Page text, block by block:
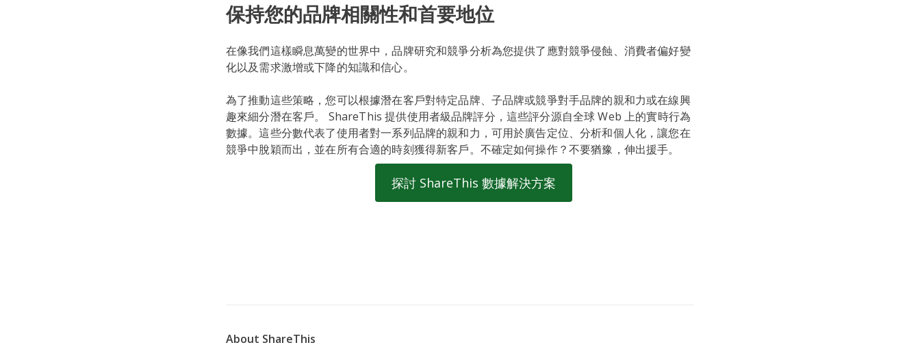
保持您的品牌相關性和首要地位
在像我們這樣瞬息萬變的世界中，品牌研究和競爭分析為您提供了應對競爭侵蝕、消費者偏好變
化以及需求激增或下降的知識和信心。
為了推動這些策略，您可以根據潛在客戶對特定品牌、子品牌或競爭對手品牌的親和力或在線興
趣來細分潛在客戶。 ShareThis 提供使用者級品牌評分，這些評分源自全球 Web 上的實時行為
數據。這些分數代表了使用者對一系列品牌的親和力，可用於廣告定位、分析和個人化，讓您在
競爭中脫穎而出，並在所有合適的時刻獲得新客戶。不確定如何操作？不要猶豫，伸出援手。
探討 ShareThis 數據解決方案
About ShareThis